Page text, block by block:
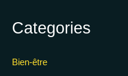
Categories
Bien-être